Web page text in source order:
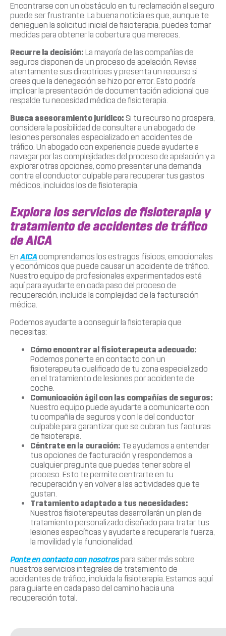
Encontrarse con un obstáculo en tu reclamación al seguro
puede ser frustrante. La buena noticia es que, aunque te
denieguen la solicitud inicial de fisioterapia, puedes tomar
medidas para obtener la cobertura que mereces.
Recurre la decisión: La mayoría de las compañías de
seguros disponen de un proceso de apelación. Revisa
atentamente sus directrices y presenta un recurso si
crees que la denegación se hizo por error. Esto podría
implicar la presentación de documentación adicional que
respalde tu necesidad médica de fisioterapia.
Busca asesoramiento jurídico: Si tu recurso no prospera,
considera la posibilidad de consultar a un abogado de
lesiones personales especializado en accidentes de
tráfico. Un abogado con experiencia puede ayudarte a
navegar por las complejidades del proceso de apelación y a
explorar otras opciones, como presentar una demanda
contra el conductor culpable para recuperar tus gastos
médicos, incluidos los de fisioterapia.
Explora los servicios de fisioterapia y
tratamiento de accidentes de tráfico
de AICA
EnAICA comprendemos los estragos físicos, emocionales
y económicos que puede causar un accidente de tráfico.
Nuestro equipo de profesionales experimentados está
aquí para ayudarte en cada paso del proceso de
recuperación, incluida la complejidad de la facturación
médica.
Podemos ayudarte a conseguir la fisioterapia que
necesitas:
Cómo encontrar al fisioterapeuta adecuado:
Podemos ponerte en contacto con un
fisioterapeuta cualificado de tu zona especializado
en el tratamiento de lesiones por accidente de
coche.
Comunicación ágil con las compañías de seguros:
Nuestro equipo puede ayudarte a comunicarte con
tu compañía de seguros y con la del conductor
culpable para garantizar que se cubran tus facturas
de fisioterapia.
Céntrate en la curación: Te ayudamos a entender
tus opciones de facturación y respondemos a
cualquier pregunta que puedas tener sobre el
proceso. Esto te permite centrarte en tu
recuperación y en volver a las actividades que te
gustan.
Tratamiento adaptado a tus necesidades:
Nuestros fisioterapeutas desarrollarán un plan de
tratamiento personalizado diseñado para tratar tus
lesiones específicas y ayudarte a recuperar la fuerza,
la movilidad y la funcionalidad.
Ponte en contacto con nosotrospara saber más sobre
nuestros servicios integrales de tratamiento de
accidentes de tráfico, incluida la fisioterapia. Estamos aquí
para guiarte en cada paso del camino hacia una
recuperación total.